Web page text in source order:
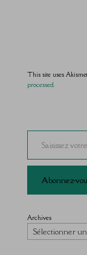
This site uses
processed.
Saisissez votre adresse e-mail…
Abonnez-
Archives